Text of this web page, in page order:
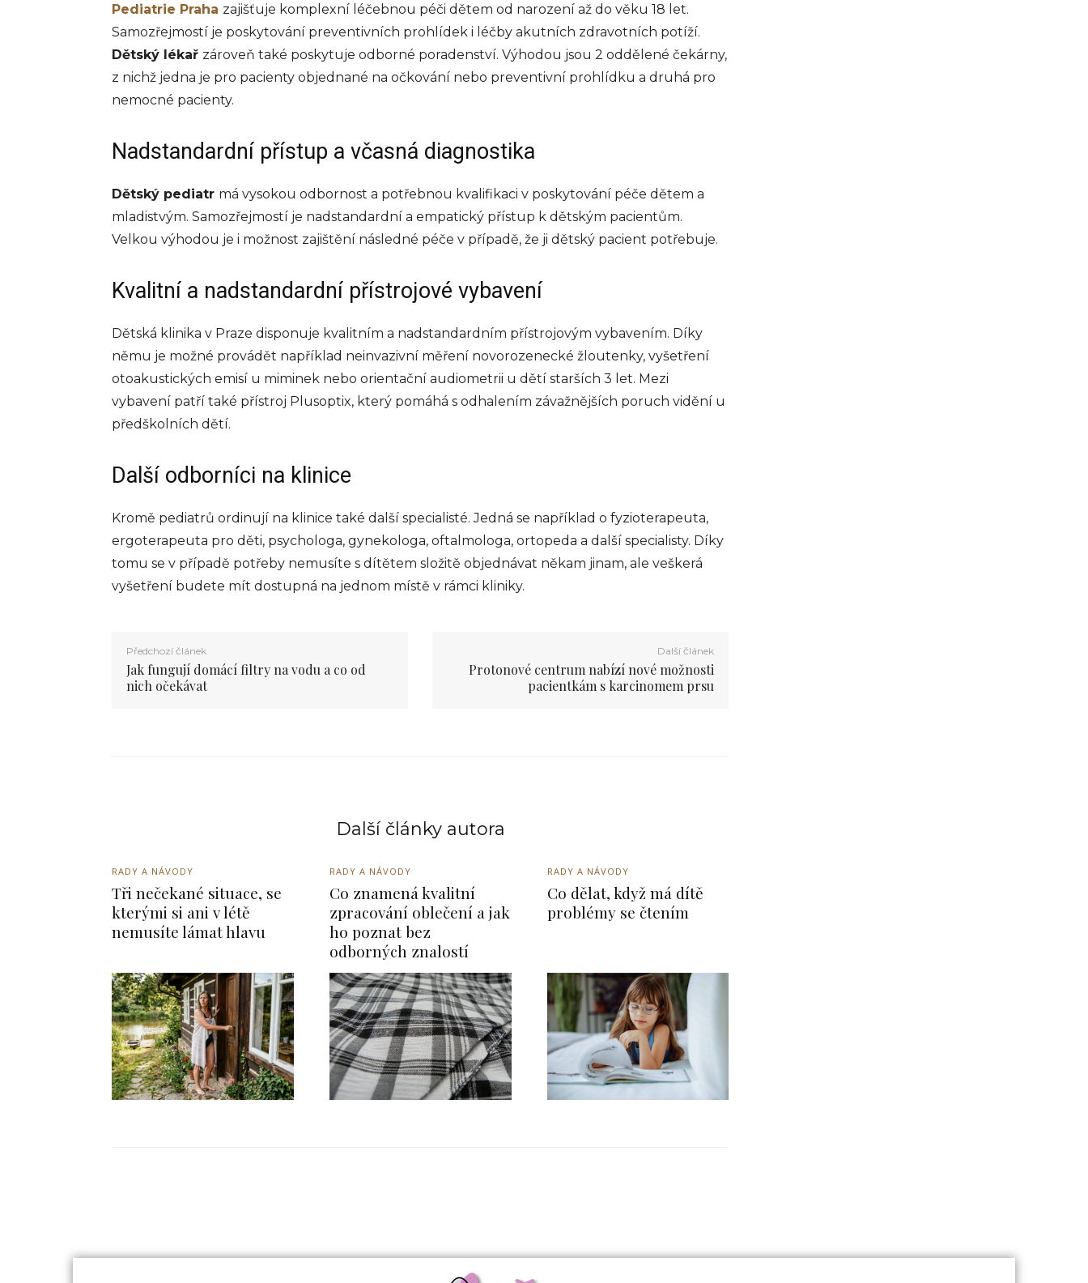
Pediatrie Praha zajišťuje komplexní léčebnou péči dětem od narození až do věku 18 let.
Samozřejmostí je poskytování preventivních prohlídek i léčby akutních zdravotních potíží.
Dětský lékař zároveň také poskytuje odborné poradenství. Výhodou jsou 2 oddělené čekárny,
z nichž jedna je pro pacienty objednané na očkování nebo preventivní prohlídku a druhá pro
nemocné pacienty.
Nadstandardní přístup a včasná diagnostika
Dětský pediatr má vysokou odbornost a potřebnou kvalifikaci v poskytování péče dětem a
mladistvým. Samozřejmostí je nadstandardní a empatický přístup k dětským pacientům.
Velkou výhodou je i možnost zajištění následné péče v případě, že ji dětský pacient potřebuje.
Kvalitní a nadstandardní přístrojové vybavení
Dětská klinika v Praze disponuje kvalitním a nadstandardním přístrojovým vybavením. Díky
němu je možné provádět například neinvazivní měření novorozenecké žloutenky, vyšetření
otoakustických emisí u miminek nebo orientační audiometrii u dětí starších 3 let. Mezi
vybavení patří také přístroj Plusoptix, který pomáhá s odhalením závažnějších poruch vidění u
předškolních dětí.
Další odborníci na klinice
Kromě pediatrů ordinují na klinice také další specialisté. Jedná se například o fyzioterapeuta,
ergoterapeuta pro děti, psychologa, gynekologa, oftalmologa, ortopeda a další specialisty. Díky
tomu se v případě potřeby nemusíte s dítětem složitě objednávat někam jinam, ale veškerá
vyšetření budete mít dostupná na jednom místě v rámci kliniky.
Předchozí článek
Jak fungují domácí filtry na vodu a co od
nich očekávat
Další článek
Protonové centrum nabízí nové možnosti
pacientkám s karcinomem prsu
Další články autora
RADY A NÁVODY
Tři nečekané situace, se
kterými si ani v létě
nemusíte lámat hlavu
RADY A NÁVODY
Co znamená kvalitní
zpracování oblečení a jak
ho poznat bez
odborných znalostí
RADY A NÁVODY
Co dělat, když má dítě
problémy se čtením